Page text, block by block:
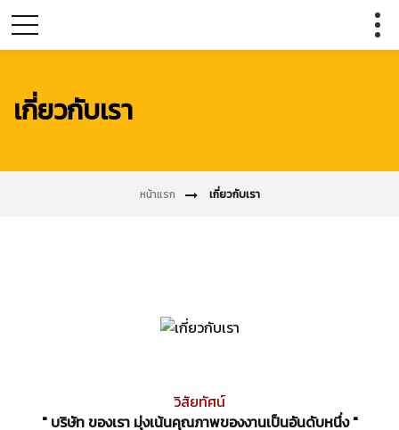
เกี่ยวกับเรา
หน้าแรก เกี่ยวกับเรา
วิสัยทัศน์
" บริษัท ของเรา มุ่งเน้นคุณภาพของงานเป็นอันดับหนึ่ง "